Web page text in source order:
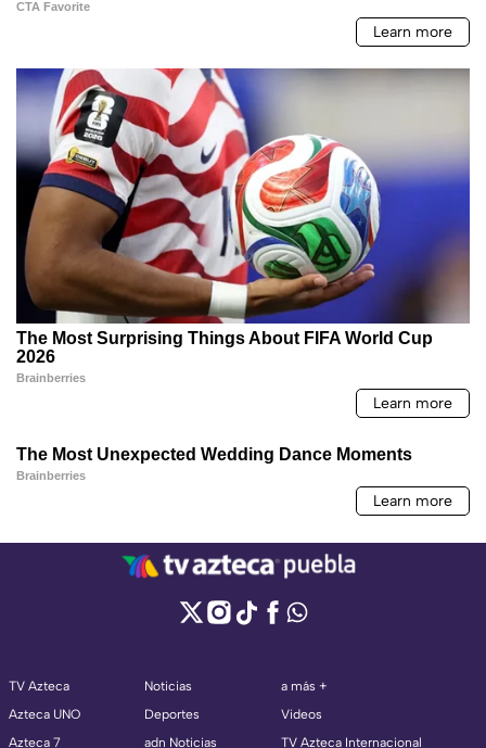
TV Azteca
Azteca UNO
Azteca 7
Noticias
Deportes
adn Noticias
a más +
Videos
TV Azteca Internacional